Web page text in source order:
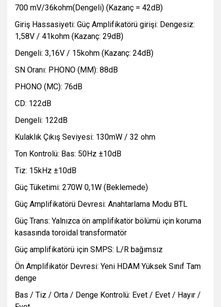
700 mV/36kohm(Dengeli) (Kazanç = 42dB)
Giriş Hassasiyeti: Güç Amplifikatörü girişi: Dengesiz:
1,58V / 41kohm (Kazanç: 29dB)
Dengeli: 3,16V / 15kohm (Kazanç: 24dB)
SN Oranı: PHONO (MM): 88dB
PHONO (MC): 76dB
CD: 122dB
Dengeli: 122dB
Kulaklık Çıkış Seviyesi: 130mW / 32 ohm
Ton Kontrolü: Bas: 50Hz ±10dB
Tiz: 15kHz ±10dB
Güç Tüketimi: 270W 0,1W (Beklemede)
Güç Amplifikatörü Devresi: Anahtarlama Modu BTL
Güç Trans: Yalnızca ön amplifikatör bölümü için koruma
kasasında toroidal transformatör
Güç amplifikatörü için SMPS: L/R bağımsız
Ön Amplifikatör Devresi: Yeni HDAM Yüksek Sınıf Tam
denge
Bas / Tiz / Orta / Denge Kontrolü: Evet / Evet / Hayır /